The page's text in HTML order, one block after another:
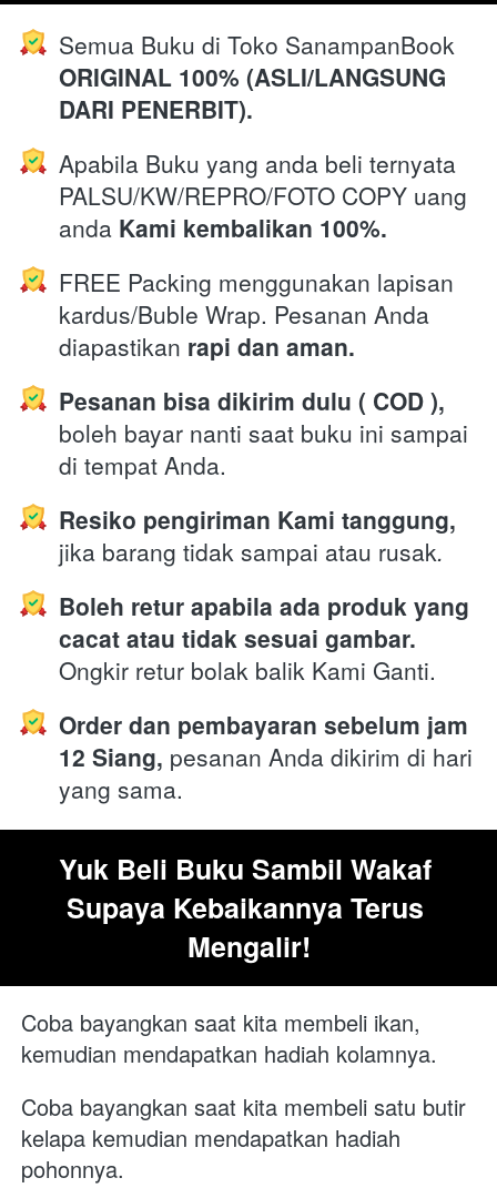
ORIGINAL 100% (ASLI/LANGSUNG
DARI PENERBIT).
Apabila Buku yang anda beli ternyata
PALSU/KW/REPRO/FOTO COPY uang
anda Kami kembalikan 100%.
FREE Packing menggunakan lapisan
kardus/Buble Wrap. Pesanan Anda
diapastikan rapi dan aman.
Pesanan bisa dikirim dulu ( COD ),
boleh bayar nanti saat buku ini sampai
di tempat Anda.
Resiko pengiriman Kami tanggung,
jika barang tidak sampai atau rusak.
Boleh retur apabila ada produk yang
cacat atau tidak sesuai gambar.
Ongkir retur bolak balik Kami Ganti.
Order dan pembayaran sebelum jam
12 Siang, pesanan Anda dikirim di hari
yang sama.
Yuk Beli Buku Sambil Wakaf
Supaya Kebaikannya Terus
Mengalir!
Coba bayangkan saat kita membeli ikan,
kemudian mendapatkan hadiah kolamnya.
Coba bayangkan saat kita membeli satu butir
kelapa kemudian mendapatkan hadiah
pohonnya.